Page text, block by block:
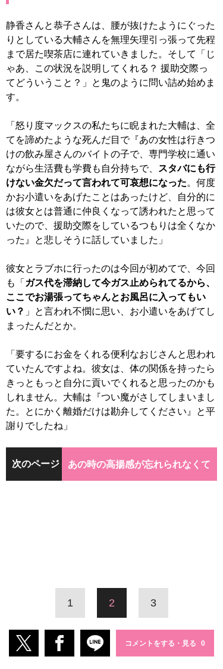
静香さんと恭子さんは、腰が抜けたようにぐった
りとしている大輔さんを無理矢理引っ張って先程
まで居た喫茶店に連れていきました。そして「じ
ゃあ、この状況を説明してくれる？ 援助交際っ
てどういうこと？」と鬼のように問い詰め始めま
す。
「怒り度マックスの私たちに睨まれた大輔は、全
てを諦めたような死んだ目で『あの女性は行きつ
けの飲み屋さんのバイトの子で、専門学校に通い
ながら生活費も学費も自分持ちで、
スタバにも行
けない金欠だって言われて可哀想になった。何度
かお小遣いをあげたことはあったけど、自分的に
は彼女とは普通に仲良くなって誘われたと思って
いたので、援助交際をしているつもりは全くなか
った』と悲しそうに話していました」
彼女とラブホに行ったのは今回が初めてで、今回
も「 ガス代を滞納して今ガス止められてるから、
ここでお湯張ってちゃんとお風呂に入ってもい
い？ 」と言われ不憫に思い、お小遣いをあげてし
まったんだとか。
「要するにお金をくれる便利なおじさんと思われ
ていたんですよね。彼女は、体の関係を持ったら
きっともっと自分に貢いでくれると思ったのかも
しれません。大輔は『つい魔がさしてしまいまし
た。とにかく離婚だけは勘弁してください』と平
謝りでしたね」
次のページ あの時の高揚感が忘れられなくて
1 2 3
コメントをする・見る